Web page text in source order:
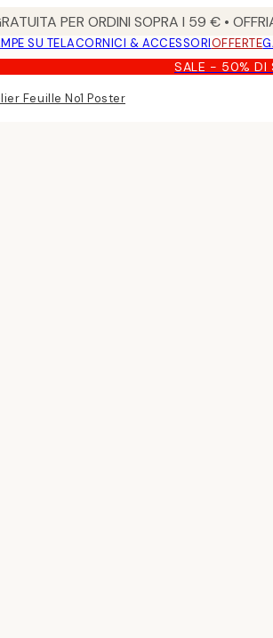
PER ORDINI SOPRA I 59 € •
SU TELACORNICI & ACCESSORIOFFERTE
SALE - 50% DI
Feuille No1 Poster